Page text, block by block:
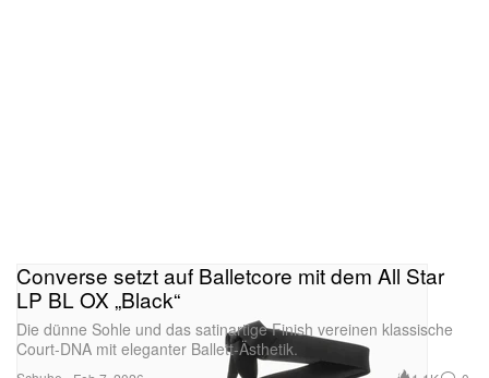
Converse setzt auf Balletcore mit dem All Star
LP BL OX „Black“
Die dünne Sohle und das satinartige Finish vereinen klassische
Court-DNA mit eleganter Ballett-Ästhetik.